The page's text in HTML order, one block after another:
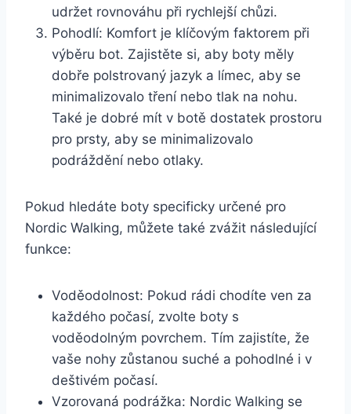
udržet rovnováhu při rychlejší chůzi.
Pohodlí: Komfort ‍je klíčovým faktorem při
výběru bot. Zajistěte si, aby ‍boty měly
dobře polstrovaný jazyk ‍a límec, aby se
minimalizovalo tření nebo tlak na nohu.
Také je dobré mít v botě dostatek prostoru
⁣pro prsty, aby‍ se minimalizovalo
podráždění ‍nebo otlaky.
Pokud hledáte boty specificky určené pro
Nordic ⁤Walking, můžete⁣ také zvážit ⁢následující
funkce:
Voděodolnost:‌ Pokud rádi chodíte ven⁣ za
každého počasí, zvolte ⁢boty s
voděodolným povrchem. Tím zajistíte, že‌
vaše ‍nohy zůstanou⁢ suché a⁢ pohodlné⁣ i v
deštivém počasí.
Vzorovaná⁢ podrážka: Nordic Walking‌ se